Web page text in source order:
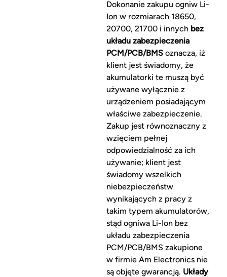
Dokonanie zakupu ogniw Li-
Ion w rozmiarach 18650,
20700, 21700 i innych bez
układu zabezpieczenia
PCM/PCB/BMSoznacza, iż
klient jest świadomy, że
akumulatorki te muszą być
używane wyłącznie z
urządzeniem posiadającym
właściwe zabezpieczenie.
Zakup jest równoznaczny z
wzięciem pełnej
odpowiedzialność za ich
używanie; klient jest
świadomy wszelkich
niebezpieczeństw
wynikających z pracy z
takim typem akumulatorów,
stąd ogniwa Li-Ion bez
układu zabezpieczenia
PCM/PCB/BMS zakupione
w firmie Am Electronics nie
są objęte gwarancją. Układy